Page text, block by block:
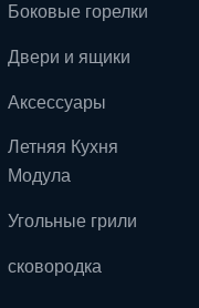
Боковые горелки
Двери и ящики
Аксессуары
Летняя Кухня
Модула
Угольные грили
сковородка